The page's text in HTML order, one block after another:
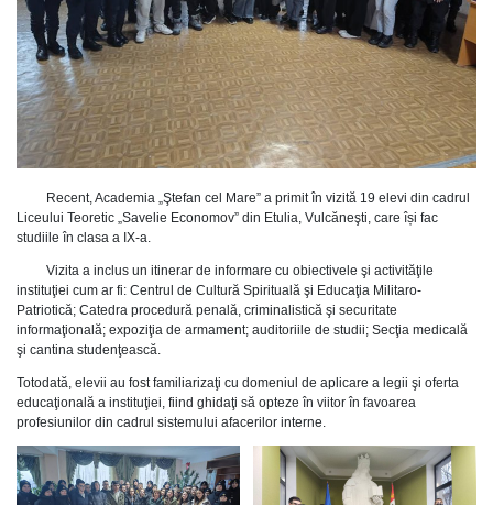
Recent, Academia „Ştefan cel Mare” a primit în vizită 19 elevi din cadrul
Liceului Teoretic „Savelie Economov” din Etulia, Vulcăneşti, care își fac
studiile în clasa a IX-a.
Vizita a inclus un itinerar de informare cu obiectivele şi activităţile
instituţiei cum ar fi: Centrul de Cultură Spirituală şi Educaţia Militaro-
Patriotică; Catedra procedură penală, criminalistică şi securitate
informaţională; expoziţia de armament; auditoriile de studii; Secţia medicală
şi cantina studenţească.
Totodată, elevii au fost familiarizaţi cu domeniul de aplicare a legii şi oferta
educaţională a instituţiei, fiind ghidaţi să opteze în viitor în favoarea
profesiunilor din cadrul sistemului afacerilor interne.